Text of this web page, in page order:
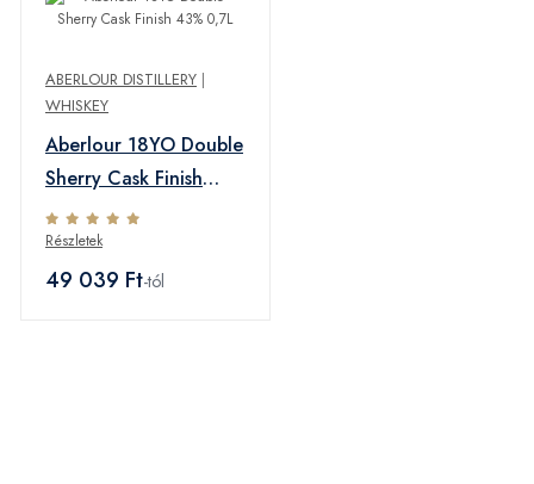
ABERLOUR DISTILLERY |
WHISKEY
Aberlour 18YO Double
Sherry Cask Finish
43% 0,7L
Részletek
49 039 Ft-tól